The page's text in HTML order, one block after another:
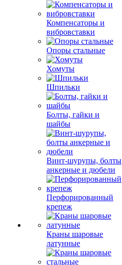
Компенсаторы и
вибровставки
Опоры стальные
Хомуты
Шпильки
Болты, гайки и
шайбы
Винт-шурупы, болты
анкерные и дюбели
Перфорированный
крепеж
Краны шаровые
латунные